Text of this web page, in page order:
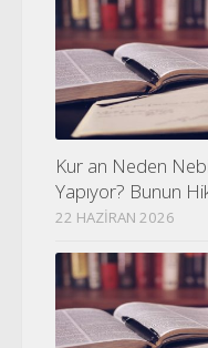
Kur an Neden
Yapıyor? Bunun
22 HAZIRAN 2026